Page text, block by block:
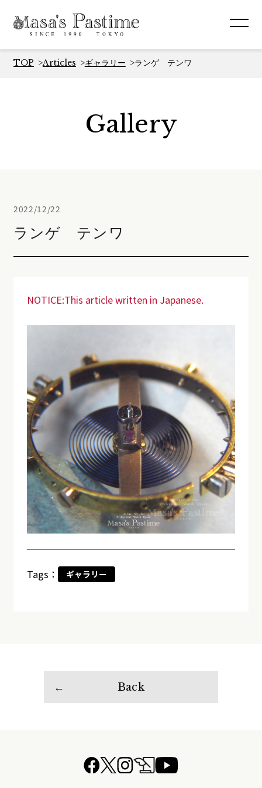
TOP Articles ギャラリー ランゲ テンワ
Gallery
2022/12/22
ランゲ テンワ
NOTICE:This article written in Japanese.
Tags： ギャラリー
Back